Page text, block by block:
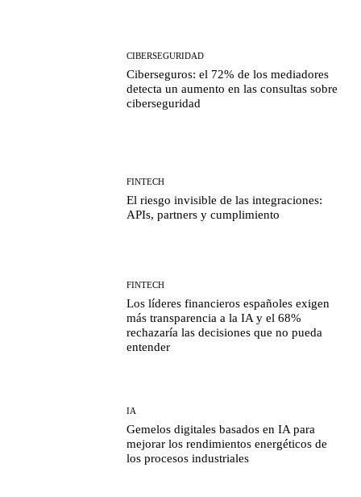
CIBERSEGURIDAD
Ciberseguros: el 72% de los mediadores
detecta un aumento en las consultas sobre
ciberseguridad
FINTECH
El riesgo invisible de las integraciones:
APIs, partners y cumplimiento
FINTECH
Los líderes financieros españoles exigen
más transparencia a la IA y el 68%
rechazaría las decisiones que no pueda
entender
IA
Gemelos digitales basados en IA para
mejorar los rendimientos energéticos de
los procesos industriales